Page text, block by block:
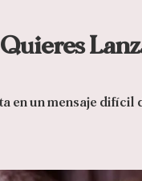
en un mensaje difícil